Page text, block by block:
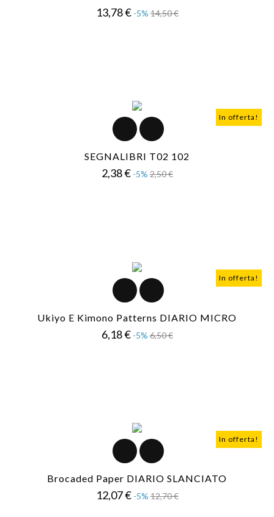
13,78 € Prezzo
-5% 14,50 €Prezzo
In offerta!
SEGNALIBRI T02 102
2,38 € Prezzo
-5% 2,50 €Prezzo
In offerta!
Ukiyo E Kimono Patterns DIARIO MICRO
6,18 € Prezzo
-5% 6,50 €Prezzo
In offerta!
Brocaded Paper DIARIO SLANCIATO
12,07 € Prezzo
-5% 12,70 €Prezzo